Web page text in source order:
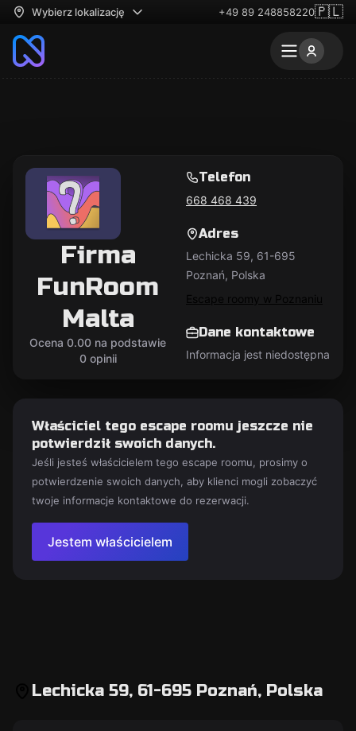
Wybierz lokalizację +49 89 248858220🇵🇱
Firma
FunRoom
Malta
Ocena 0.00 na podstawie
0 opinii
Telefon
668 468 439
Adres
Lechicka 59, 61-695
Poznań, Polska
Escape roomy w Poznaniu
Dane kontaktowe
Informacja jest niedostępna
Właściciel tego escape roomu jeszcze nie
potwierdził swoich danych.
Jeśli jesteś właścicielem tego escape roomu, prosimy o
potwierdzenie swoich danych, aby klienci mogli zobaczyć
twoje informacje kontaktowe do rezerwacji.
Jestem właścicielem
Lechicka 59, 61-695 Poznań, Polska